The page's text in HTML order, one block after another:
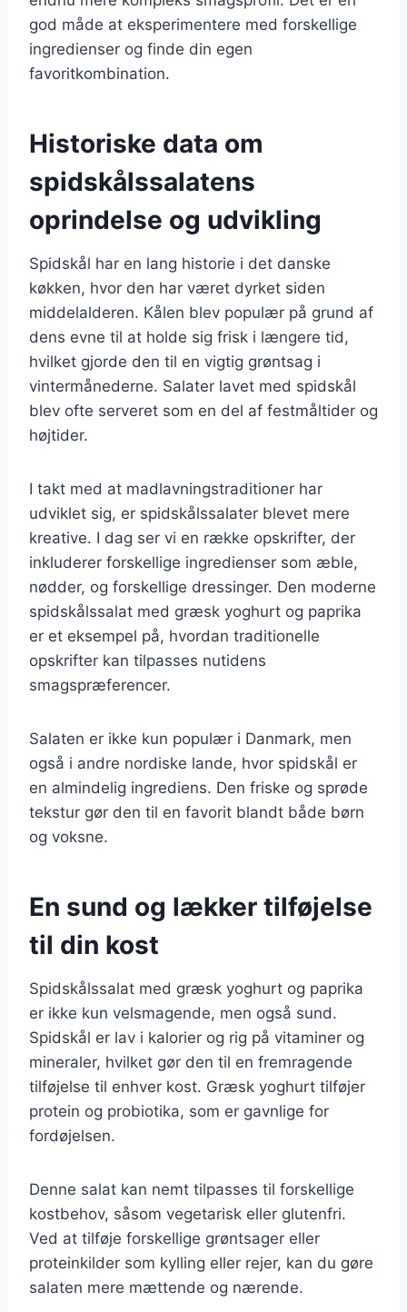
god måde at eksperimentere med forskellige
ingredienser og finde din egen
favoritkombination.
Historiske data om
spidskålssalatens
oprindelse og udvikling
Spidskål har en lang historie i det danske
køkken, hvor den har været dyrket siden
middelalderen. Kålen blev populær på grund af
dens evne til at holde sig frisk i længere tid,
hvilket gjorde den til en vigtig grøntsag i
vintermånederne. Salater lavet med spidskål
blev ofte serveret som en del af festmåltider og
højtider.
I takt med at madlavningstraditioner har
udviklet sig, er spidskålssalater blevet mere
kreative. I dag ser vi en række opskrifter, der
inkluderer forskellige ingredienser som æble,
nødder, og forskellige dressinger. Den moderne
spidskålssalat med græsk yoghurt og paprika
er et eksempel på, hvordan traditionelle
opskrifter kan tilpasses nutidens
smagspræferencer.
Salaten er ikke kun populær i Danmark, men
også i andre nordiske lande, hvor spidskål er
en almindelig ingrediens. Den friske og sprøde
tekstur gør den til en favorit blandt både børn
og voksne.
En sund og lækker tilføjelse
til din kost
Spidskålssalat med græsk yoghurt og paprika
er ikke kun velsmagende, men også sund.
Spidskål er lav i kalorier og rig på vitaminer og
mineraler, hvilket gør den til en fremragende
tilføjelse til enhver kost. Græsk yoghurt tilføjer
protein og probiotika, som er gavnlige for
fordøjelsen.
Denne salat kan nemt tilpasses til forskellige
kostbehov, såsom vegetarisk eller glutenfri.
Ved at tilføje forskellige grøntsager eller
proteinkilder som kylling eller rejer, kan du gøre
salaten mere mættende og nærende.